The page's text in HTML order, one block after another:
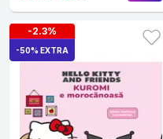
-2.3%
-50% EXTRA